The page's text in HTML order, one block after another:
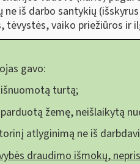
ne iš darbo santykių
tėvystės, vaiko priežiūros ir
gavo:
išnuomotą turtą;
parduotą žemę, neišlaikytą
atlyginimą ne iš
draudimo išmokų,